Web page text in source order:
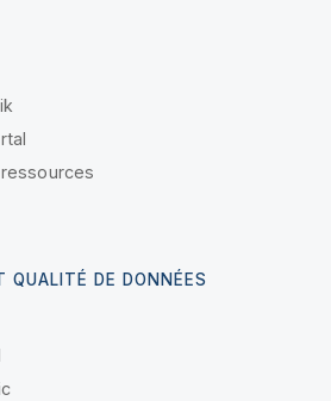
QUALITÉ DE DONNÉES